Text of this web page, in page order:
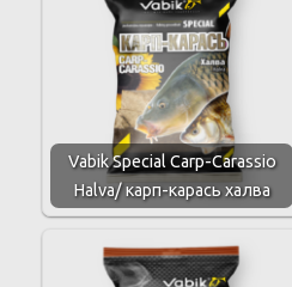
Vabik Special Carp-Carassio
Halva/ карп-карась халва